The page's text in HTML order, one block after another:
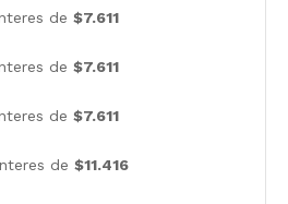
de $7.611
de $7.611
de $7.611
de $11.416